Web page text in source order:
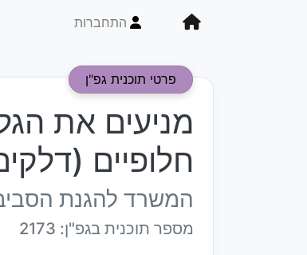
התחברות
פרטי תוכנית גפ"ן
מניעים את
חלופיים
המשרד להגנת
מספר תוכנית בגפ"ן: 2173